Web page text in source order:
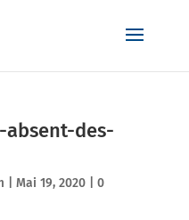
absent-des-
Mai 19, 2020| 0